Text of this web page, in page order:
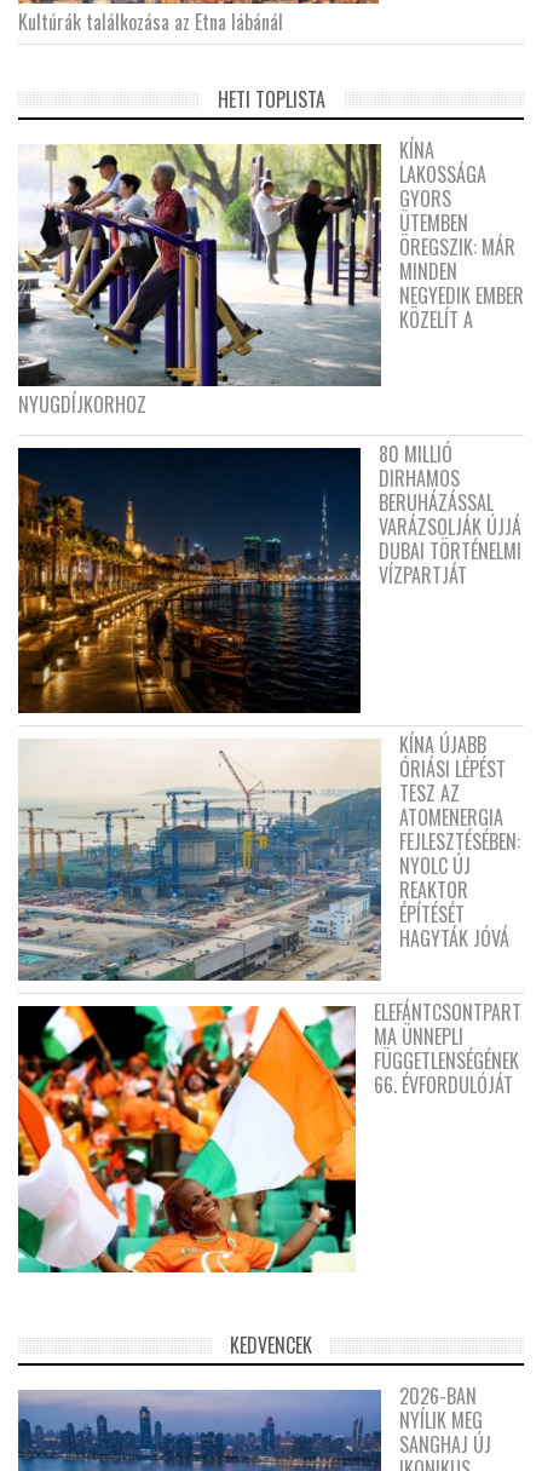
Kultúrák találkozása az Etna lábánál
HETI TOPLISTA
KÍNA
LAKOSSÁGA
GYORS
ÜTEMBEN
ÖREGSZIK: MÁR
MINDEN
NEGYEDIK EMBER
KÖZELÍT A
NYUGDÍJKORHOZ
80 MILLIÓ
DIRHAMOS
BERUHÁZÁSSAL
VARÁZSOLJÁK ÚJJÁ
DUBAI TÖRTÉNELMI
VÍZPARTJÁT
KÍNA ÚJABB
ÓRIÁSI LÉPÉST
TESZ AZ
ATOMENERGIA
FEJLESZTÉSÉBEN:
NYOLC ÚJ
REAKTOR
ÉPÍTÉSÉT
HAGYTÁK JÓVÁ
ELEFÁNTCSONTPART
MA ÜNNEPLI
FÜGGETLENSÉGÉNEK
66. ÉVFORDULÓJÁT
KEDVENCEK
2026-BAN
NYÍLIK MEG
SANGHAJ ÚJ